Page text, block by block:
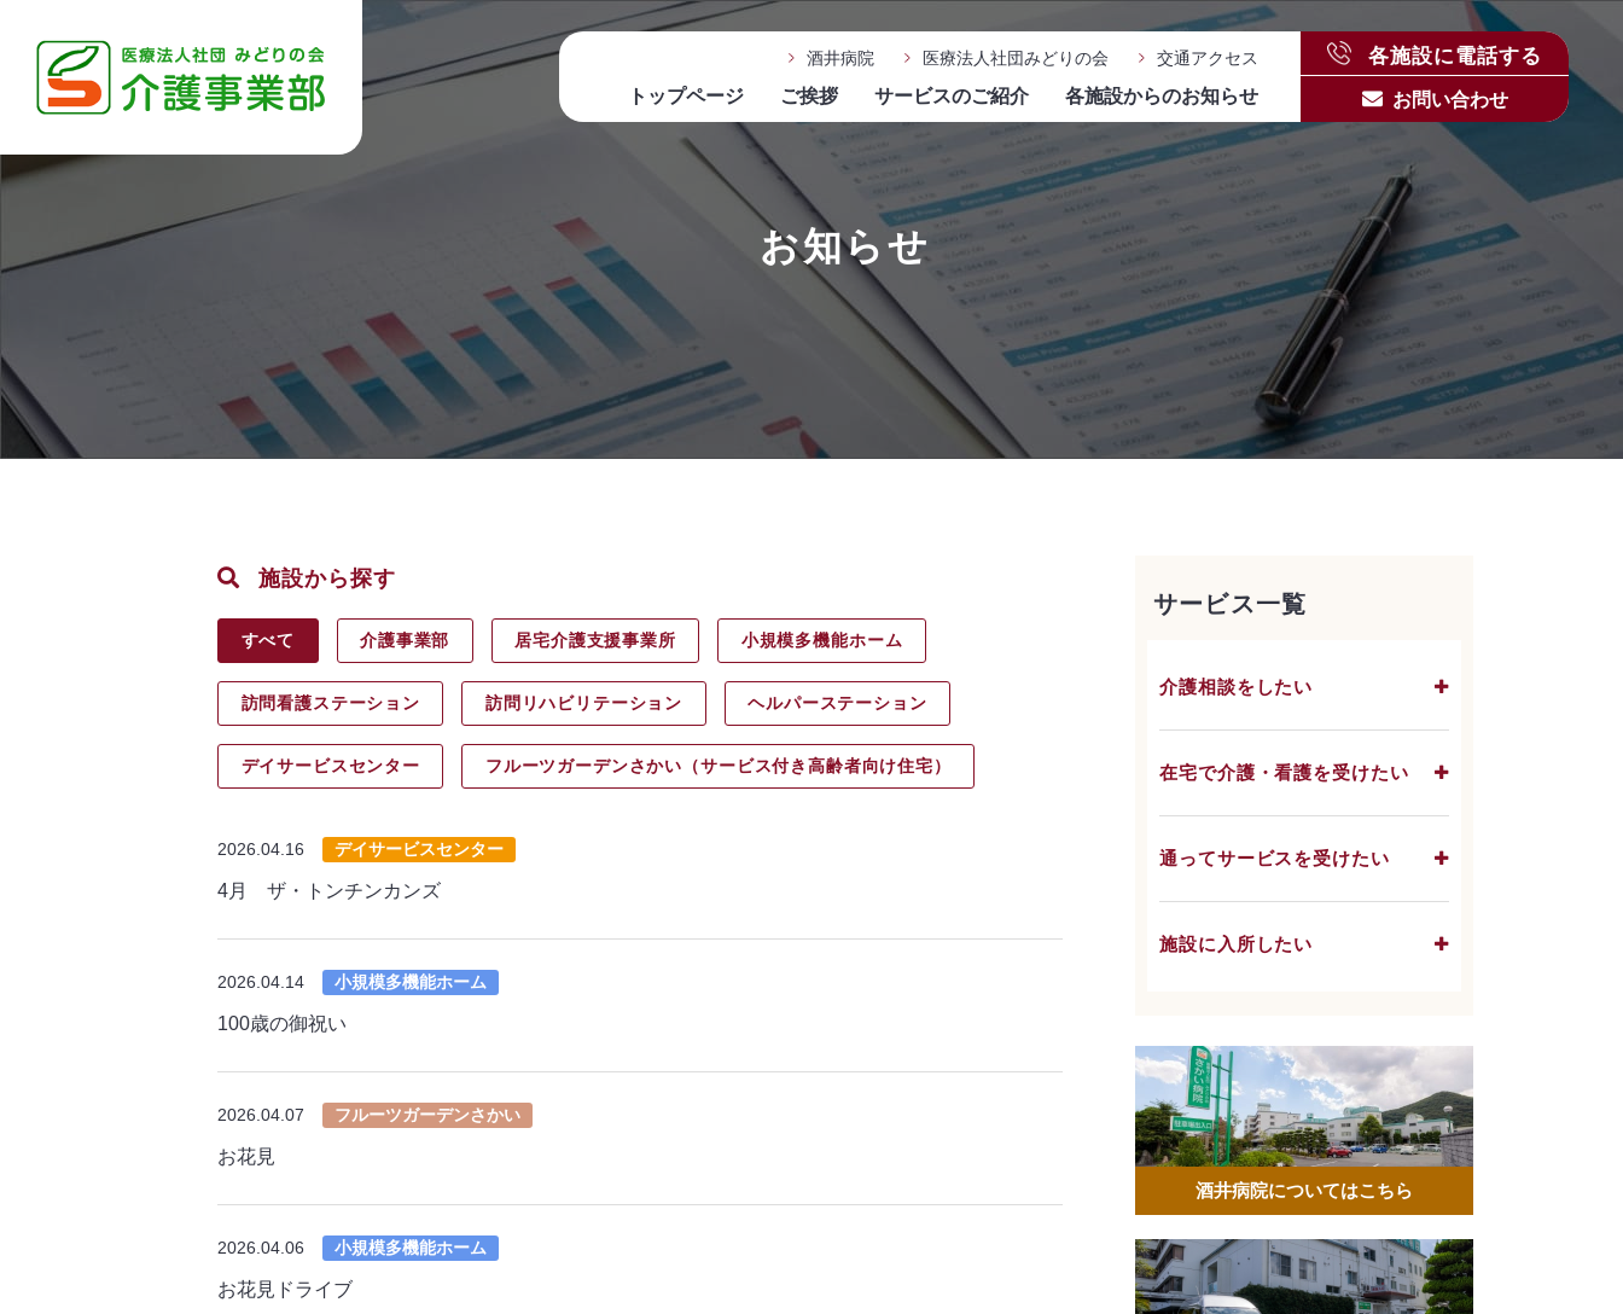
酒井病院 医療法人社団みどりの会 交通アクセス
トップページ ご挨拶 サービスのご紹介 各施設からのお知らせ
各施設に電話する
お問い合わせ
お知らせ
施設から探す
すべて 介護事業部 居宅介護支援事業所 小規模多機能ホーム
訪問看護ステーション 訪問リハビリ テーション ヘルパーステーション
デイサービスセンター フルーツガーデンさかい（サービス付き高齢者向け住宅）
2026.04.16 デイサービスセンター
4月 ザ・トンチンカンズ
2026.04.14 小規模多機能ホーム
100歳の御祝い
2026.04.07 フルーツガーデンさかい
お花見
2026.04.06 小規模多機能ホーム
お花見ドライブ
サービス一覧
介護相談をしたい
在宅で介護・看護を受けたい
通ってサービスを受けたい
施設に入所したい
酒井病院についてはこちら